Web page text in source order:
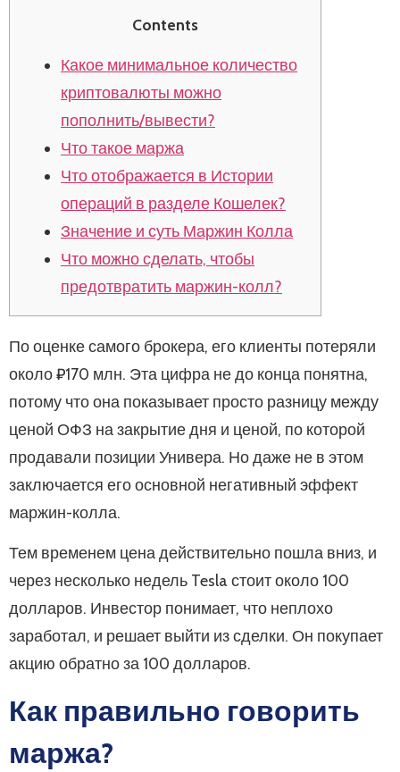
Contents
Какое минимальное количество
криптовалюты можно
пополнить/вывести?
Что такое маржа
Что отображается в Истории
операций в разделе Кошелек?
Значение и суть Маржин Колла
Что можно сделать, чтобы
предотвратить маржин-колл?
По оценке самого брокера, его клиенты потеряли
около ₽170 млн. Эта цифра не до конца понятна,
потому что она показывает просто разницу между
ценой ОФЗ на закрытие дня и ценой, по которой
продавали позиции Универа. Но даже не в этом
заключается его основной негативный эффект
маржин-колла.
Тем временем цена действительно пошла вниз, и
через несколько недель Tesla стоит около 100
долларов. Инвестор понимает, что неплохо
заработал, и решает выйти из сделки. Он покупает
акцию обратно за 100 долларов.
Как правильно говорить
маржа?